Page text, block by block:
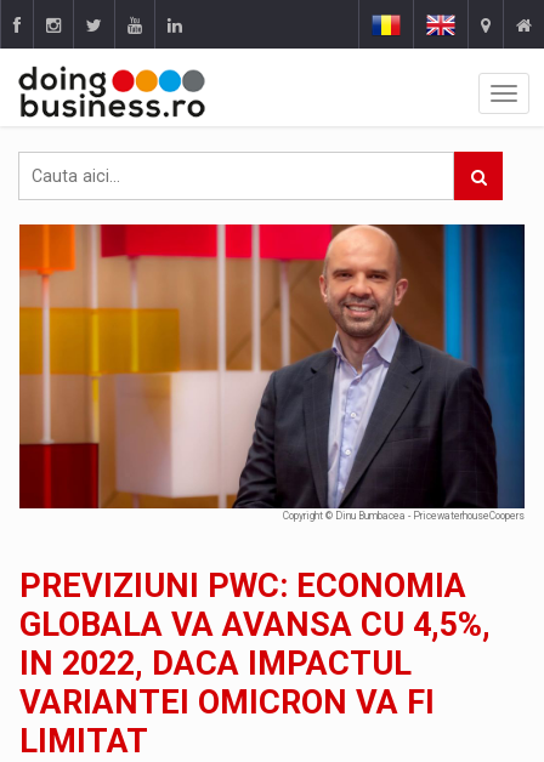
Copyright © Dinu Bumbacea - PricewaterhouseCoopers
PREVIZIUNI PWC: ECONOMIA
GLOBALA VA AVANSA CU 4,5%,
IN 2022, DACA IMPACTUL
VARIANTEI OMICRON VA FI
LIMITAT